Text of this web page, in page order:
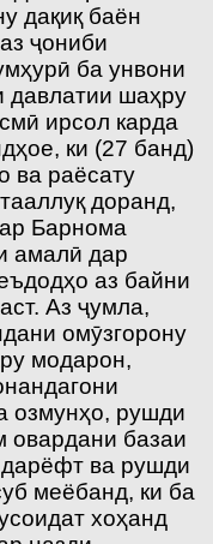
дақиқ баён
ҷониби
ба унвони
давлатии шаҳру
ирсол карда
ки (27 банд)
ва раёсату
доранд,
Барнома
амалӣ дар
аз байни
Аз ҷумла,
омӯзгорону
модарон,
озмунҳо, рушди
овардани базаи
ва рушди
меёбанд, ки ба
хоҳанд